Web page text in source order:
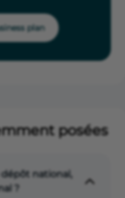
plan
posées
national,
?